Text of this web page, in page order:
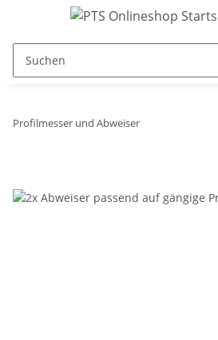
Profilmesser und Abweiser